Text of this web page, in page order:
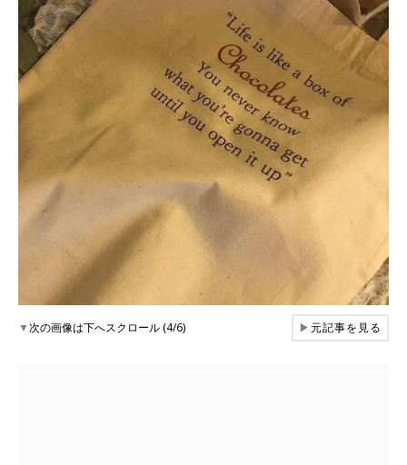
▼次の画像は下へスクロール (4/6) ▶元記事を見る